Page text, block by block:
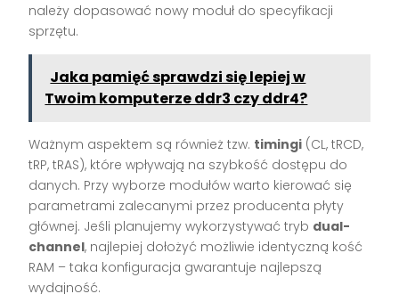
należy dopasować nowy moduł do specyfikacji
sprzętu.
Jaka pamięć sprawdzi się lepiej w
Twoim komputerze ddr3 czy ddr4?
Ważnym aspektem są również tzw. timingi (CL, tRCD,
tRP, tRAS), które wpływają na szybkość dostępu do
danych. Przy wyborze modułów warto kierować się
parametrami zalecanymi przez producenta płyty
głównej. Jeśli planujemy wykorzystywać tryb dual-
channel, najlepiej dołożyć możliwie identyczną kość
RAM – taka konfiguracja gwarantuje najlepszą
wydajność.